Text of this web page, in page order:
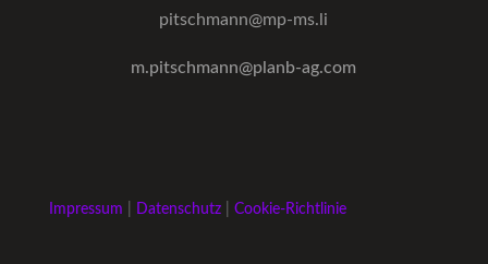
pitschmann@mp-ms.li
m.pitschmann@planb-ag.com
Impressum Datenschutz| Cookie-Richtlinie